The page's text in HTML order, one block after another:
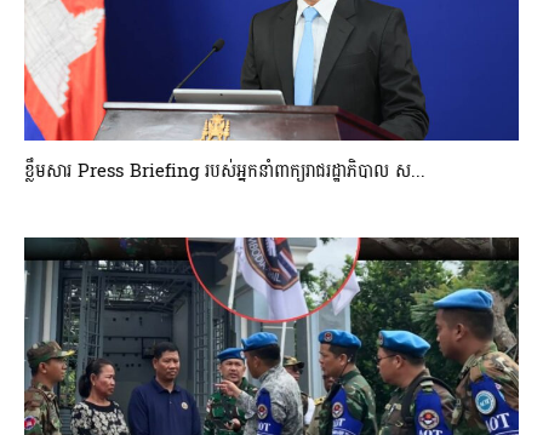
ខ្លឹមសារ Press Briefing របស់អ្នកនាំពាក្យរាជរដ្ឋាភិបាល ស...